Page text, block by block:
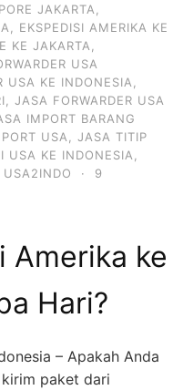
JAKARTA
EKSPEDISI AMERIKA KE
KE JAKARTA
USA
USA KE INDONESIA
JASA FORWARDER USA
IMPORT BARANG
USA
JASA TITIP
USA KE INDONESIA
USA2INDO ·
9
Amerika ke
Hari?
– Apakah Anda
paket dari